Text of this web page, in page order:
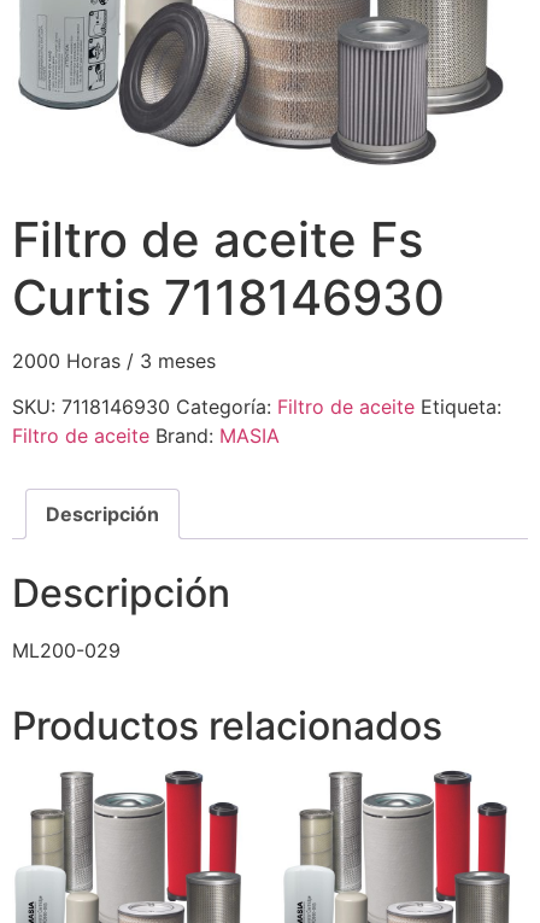
Filtro de aceite Fs
Curtis 7118146930
2000 Horas / 3 meses
SKU: 7118146930 Categoría: Filtro de aceite Etiqueta:
Filtro de aceite Brand: MASIA
Descripción
Descripción
ML200-029
Productos relacionados